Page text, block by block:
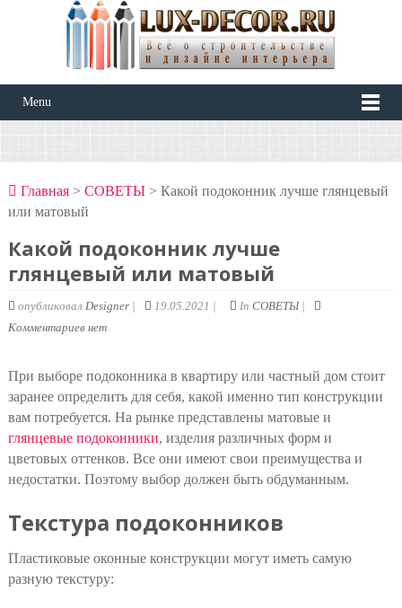
Menu
Главная> СОВЕТЫ> Какой подоконник лучше глянцевый
или матовый
Какой подоконник лучше
глянцевый или матовый
опубликовал Designer| 19.05.2021 | In СОВЕТЫ|
Комментариев нет
При выборе подоконника в квартиру или частный дом стоит
заранее определить для себя, какой именно тип конструкции
вам потребуется. На рынке представлены матовые и
глянцевые подоконники, изделия различных форм и
цветовых оттенков. Все они имеют свои преимущества и
недостатки. Поэтому выбор должен быть обдуманным.
Текстура подоконников
Пластиковые оконные конструкции могут иметь самую
разную текстуру: